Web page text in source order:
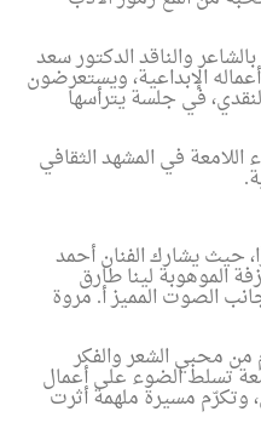
والناقد الدكتور سعد
الإبداعية، ويستعرضون
في جلسة يترأسها
في المشهد الثقافي
حيث يشارك الفنان أحمد
الموهوبة لينا طارق
الصوت المميز أ. مروة
من محبي الشعر والفكر
تسلط الضوء على أعمال
وتكرّم مسيرة ملهمة أثرت